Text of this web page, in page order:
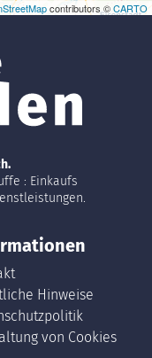
contributors ©CARTO
: Einkaufs
Hinweise
von Cookies